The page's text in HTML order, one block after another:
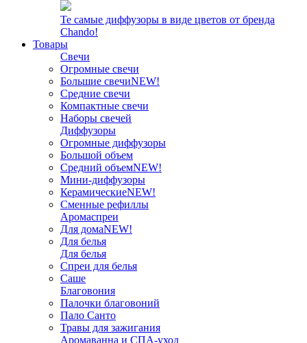
Те самые диффузоры в виде цветов от бренда
Chando!
Товары
Свечи
Огромные свечи
Большие свечиNEW!
Средние свечи
Компактные свечи
Наборы свечей
Диффузоры
Огромные диффузоры
Большой объем
Средний объемNEW!
Мини-диффузоры
КерамическиеNEW!
Сменные рефиллы
Аромаспреи
Для домаNEW!
Для белья
Для белья
Спреи для белья
Саше
Благовония
Палочки благовоний
Пало Санто
Травы для зажигания
Аромаванна и СПА-уход